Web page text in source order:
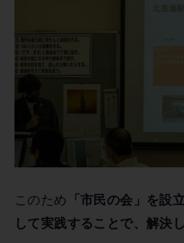
このため 「市民の会」を設
して実践することで、解決